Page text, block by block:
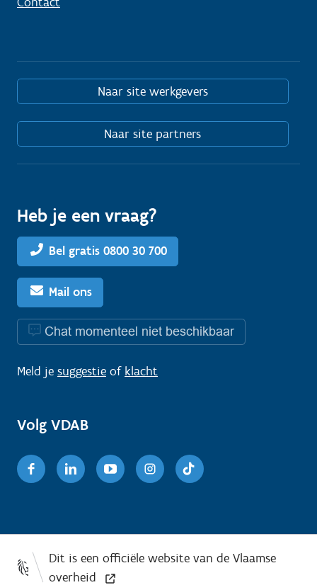
Naar site werkgevers
Naar site partners
Heb je een vraag?
Bel gratis 0800 30 700
Mail ons
Chat momenteel niet beschikbaar
Meld je suggestie of klacht
Volg VDAB
FacebookLinkedinYoutubeInstagram